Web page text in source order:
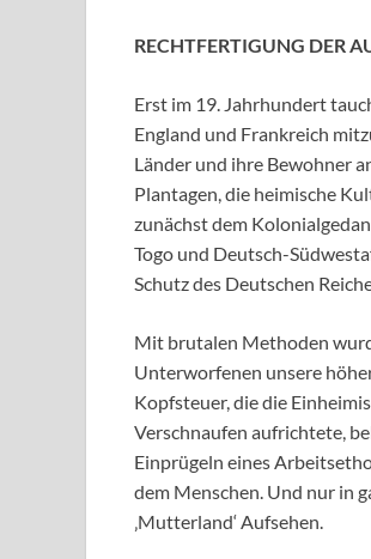
RECHTFERTIGUNG DER
Erst im 19. Jahrhundert
England und Frankreich
Länder und ihre Bewohner
Plantagen, die heimische
zunächst dem
Togo und Deutsch-
Schutz des Deutschen
Mit brutalen Methoden
Unterworfenen unsere
Kopfsteuer, die die
Verschnaufen aufrichtete,
Einprügeln eines
dem Menschen. Und nur in
‚Mutterland‘ Aufsehen.